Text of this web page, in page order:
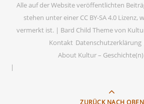
Alle auf der Website veröffentlichten
stehen unter einer CC BY-SA 4.0 Lizenz,
vermerkt ist. | Bard Child Theme von
Kontakt Datenschutzerklärung
About Kultur –
ZURÜCK NACH OBEN